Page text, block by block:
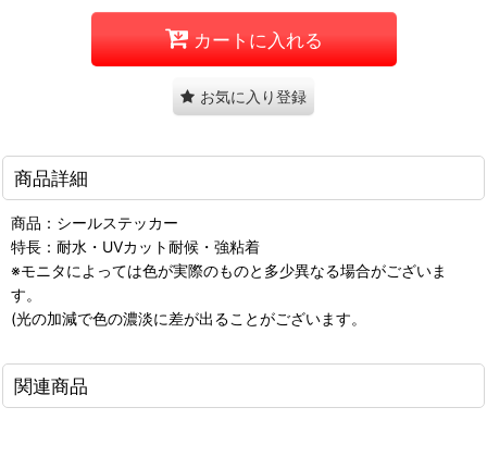
カートに入れる
お気に入り登録
商品詳細
商品：シールステッカー
特長：耐水・UVカット耐候・強粘着
※モニタによっては色が実際のものと多少異なる場合がございま
す。
(光の加減で色の濃淡に差が出ることがございます。
関連商品